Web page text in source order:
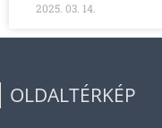
2025. 03. 14.
OLDALTÉRKÉP